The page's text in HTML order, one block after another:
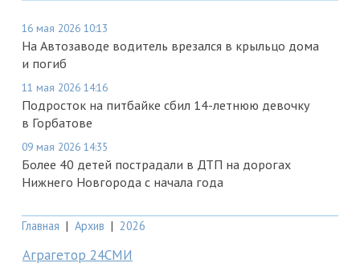
16 мая 2026 10:13
На Автозаводе водитель врезался в крыльцо дома
и погиб
11 мая 2026 14:16
Подросток на питбайке сбил 14-летнюю девочку
в Горбатове
09 мая 2026 14:35
Более 40 детей пострадали в ДТП на дорогах
Нижнего Новгорода с начала года
Главная | Архив | 2026
Аграгетор 24СМИ